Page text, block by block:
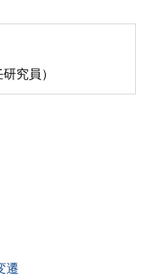
究員）
遷